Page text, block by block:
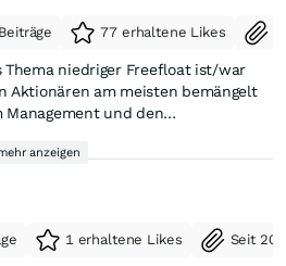
77 erhaltene Likes
Thema niedriger Freefloat ist/war
Aktionären am meisten bemängelt
und den
alle profitieren können. Das hat
einen Teil ihrer Aktien für diesen
anzeigen
1 erhaltene Likes Seit